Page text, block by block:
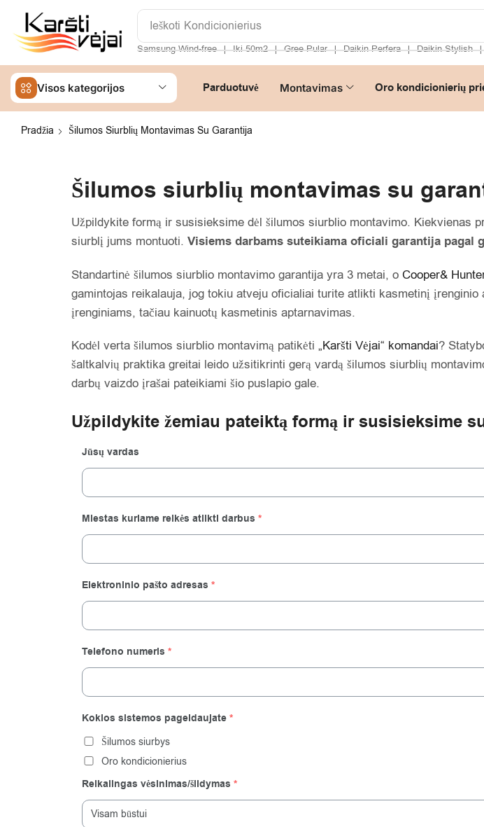
Ieškoti Gree
Samsung Wind-free ❘ Iki 50m2 ❘ Gree Pular ❘ Daikin Perfera ❘ Daikin Stylish ❘
Visos kategorijos Parduotuvė Montavimas Oro kondicionierių
Pradžia Šilumos Siurblių Montavimas Su Garantija
Šilumos siurblių montavimas su
Užpildykite formą ir susisieksime dėl šilumos siurblio montavimo.
siurblį jums montuoti. Visiems darbams suteikiama oficiali garantija pagal
Standartinė šilumos siurblio montavimo garantija yra 3 metai, o Cooper&
gamintojas reikalauja, jog tokiu atveju oficialiai turite atlikti kasmetinį
įrenginiams, tačiau kainuotų kasmetinis aptarnavimas.
Kodėl verta šilumos siurblio montavimą patikėti „Karšti Vėjai“ komandai?
šaltkalvių praktika greitai leido užsitikrinti gerą vardą šilumos siurblių
darbų vaizdo įrašai pateikiami šio puslapio gale.
Užpildykite žemiau pateiktą formą ir susisieksime
Jūsų vardas
Miestas kuriame reikės atlikti darbus *
Elektroninio pašto adresas *
Telefono numeris *
Kokios sistemos pageidaujate *
Šilumos siurbys
Oro kondicionierius
Reikalingas vėsinimas/šildymas *